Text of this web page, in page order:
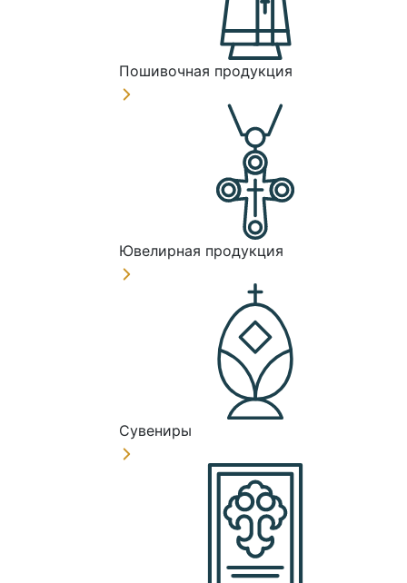
Пошивочная продукция
Ювелирная продукция
Сувениры